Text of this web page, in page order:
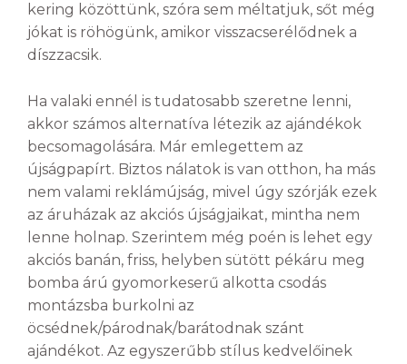
kering közöttünk, szóra sem méltatjuk, sőt még
jókat is röhögünk, amikor visszacserélődnek a
díszzacsik.
Ha valaki ennél is tudatosabb szeretne lenni,
akkor számos alternatíva létezik az ajándékok
becsomagolására. Már emlegettem az
újságpapírt. Biztos nálatok is van otthon, ha más
nem valami reklámújság, mivel úgy szórják ezek
az áruházak az akciós újságjaikat, mintha nem
lenne holnap. Szerintem még poén is lehet egy
akciós banán, friss, helyben sütött pékáru meg
bomba árú gyomorkeserű alkotta csodás
montázsba burkolni az
öcsédnek/párodnak/barátodnak szánt
ajándékot. Az egyszerűbb stílus kedvelőinek